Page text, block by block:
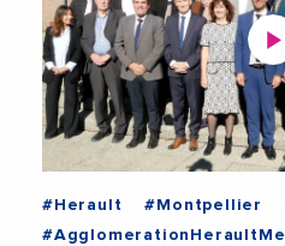
#Herault #Montpellier